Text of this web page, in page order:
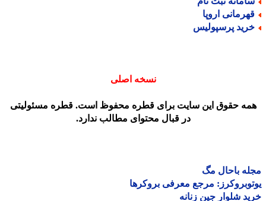
اروپا
پرسپولیس
نسخه اصلی
حقوق این سایت برای قطره محفوظ است. قطره مسئولیتی
در قبال محتوای مطالب ندارد.
باحال مگ
مرجع معرفی بروکرها
شلوار جین زنانه